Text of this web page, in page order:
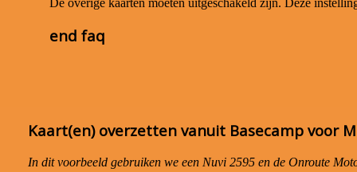
De overige kaarten moeten uitgeschakeld zijn. Deze
end faq
Kaart(en) overzetten vanuit Basecamp voor
In dit voorbeeld gebruiken we een Nuvi 2595 en de Onroute